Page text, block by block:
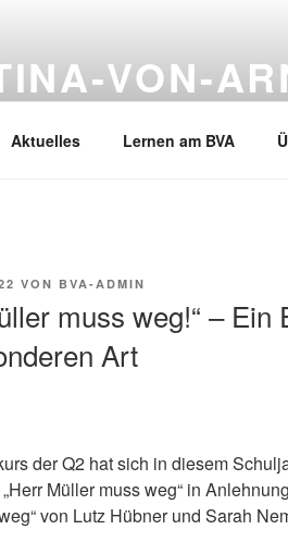
VON-
Aktuelles Lernen am BVA
VON BVA-ADMIN
muss weg!“ – Ein
Art
der Q2 hat sich in diesem
Müller muss weg“ in
von Lutz Hübner und Sarah